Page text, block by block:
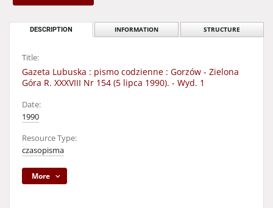
DESCRIPTION INFORMATION STRUCTURE
Title:
Gazeta Lubuska : pismo codzienne : Gorzów - Zielona
Góra R. XXXVIII Nr 154 (5 lipca 1990). - Wyd. 1
Date:
1990
Resource Type:
czasopisma
More